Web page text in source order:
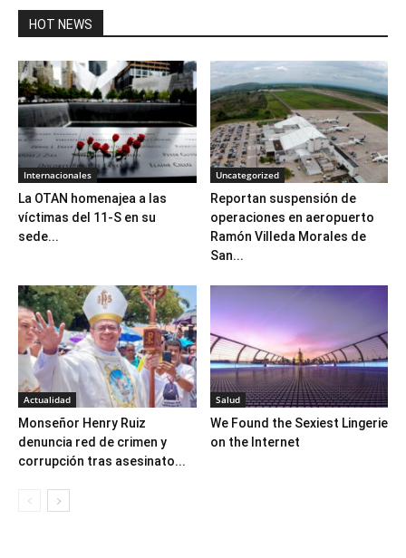
HOT NEWS
Internacionales
La OTAN homenajea a las
víctimas del 11-S en su
sede...
Uncategorized
Reportan suspensión de
operaciones en aeropuerto
Ramón Villeda Morales de
San...
Actualidad
Monseñor Henry Ruiz
denuncia red de crimen y
corrupción tras asesinato...
Salud
We Found the Sexiest Lingerie
on the Internet